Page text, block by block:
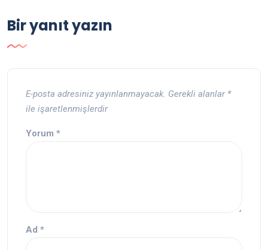
Bir yanıt yazın
E-posta adresiniz yayınlanmayacak. Gerekli alanlar *
ile işaretlenmişlerdir
Yorum *
Ad *